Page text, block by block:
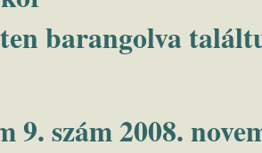
barangolva
9. szám 2008.